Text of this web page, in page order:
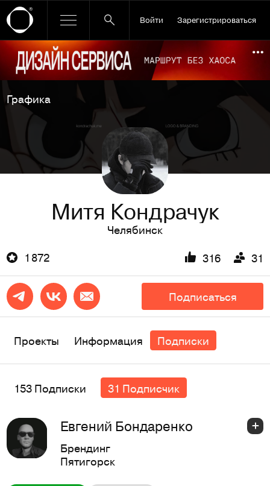
Войти Зарегистрироваться
Ссылка баннера
Графика
Митя Кондрачук
Челябинск
1 872
316 31
Подписаться
Проекты Информация Подписки
153 Подписки 31 Подписчик
Евгений Бондаренко
Брендинг
Пятигорск